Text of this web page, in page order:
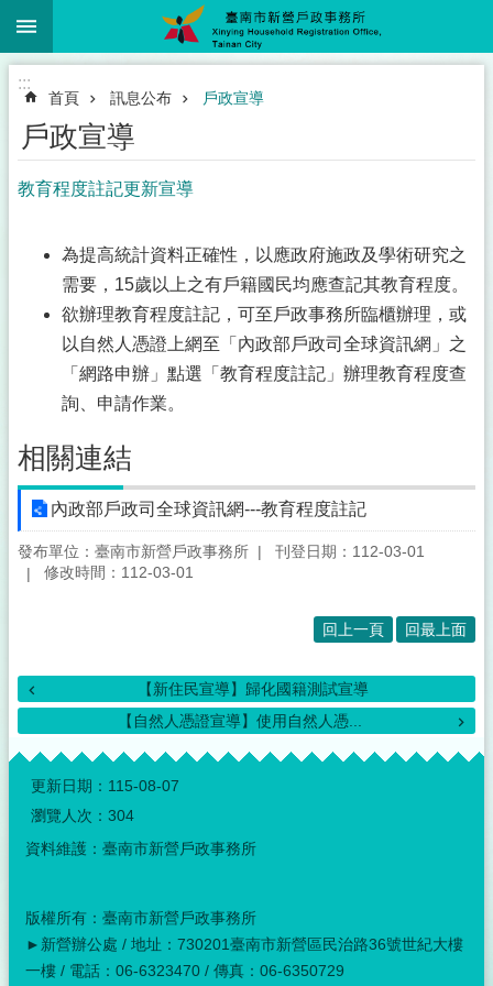
跳到主要內容區塊
:::
首頁 訊息公布 戶政宣導
戶政宣導
教育程度註記更新宣導
為提高統計資料正確性，以應政府施政及學術研究之
需要，15歲以上之有戶籍國民均應查記其教育程度。
欲辦理教育程度註記，可至戶政事務所臨櫃辦理，或
以自然人憑證上網至「內政部戶政司全球資訊網」之
「網路申辦」點選「教育程度註記」辦理教育程度查
詢、申請作業。
相關連結
內政部戶政司全球資訊網---教育程度註記
發布單位：臺南市新營戶政事務所
刊登日期：112-03-01
修改時間：112-03-01
回上一頁 回最上面
【新住民宣導】歸化國籍測試宣導
【自然人憑證宣導】使用自然人憑...
:::
更新日期： 115-08-07
瀏覽人次： 304
資料維護：臺南市新營戶政事務所
版權所有：臺南市新營戶政事務所
►新營辦公處 / 地址：730201臺南市新營區民治路36號世紀大樓
一樓 / 電話：06-6323470 / 傳真：06-6350729